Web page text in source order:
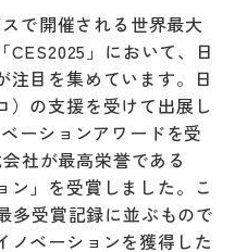
で開催される世界最大
」において、日
注目を集めています。日
）の支援を受けて出展し
ーションアワードを受
社が最高栄誉である
ン」を受賞しました。こ
多受賞記録に並ぶもので
ノベーションを獲得した